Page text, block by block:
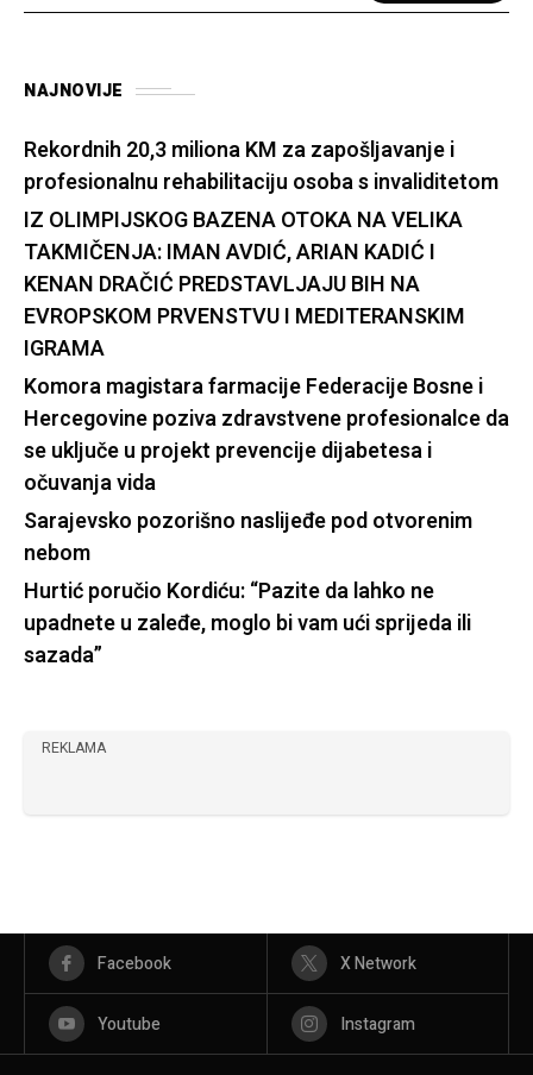
NAJNOVIJE
Rekordnih 20,3 miliona KM za zapošljavanje i
profesionalnu rehabilitaciju osoba s invaliditetom
IZ OLIMPIJSKOG BAZENA OTOKA NA VELIKA
TAKMIČENJA: IMAN AVDIĆ, ARIAN KADIĆ I
KENAN DRAČIĆ PREDSTAVLJAJU BIH NA
EVROPSKOM PRVENSTVU I MEDITERANSKIM
IGRAMA
Komora magistara farmacije Federacije Bosne i
Hercegovine poziva zdravstvene profesionalce da
se uključe u projekt prevencije dijabetesa i
očuvanja vida
Sarajevsko pozorišno naslijeđe pod otvorenim
nebom
Hurtić poručio Kordiću: “Pazite da lahko ne
upadnete u zaleđe, moglo bi vam ući sprijeda ili
sazada”
REKLAMA
Facebook X Network
Youtube Instagram